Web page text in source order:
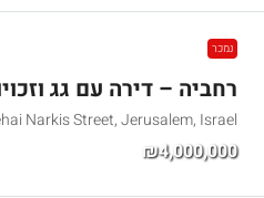
נמכר
רחביה – דירה עם גג
Narkis Street, Jerusalem, Israel
₪4,000,000